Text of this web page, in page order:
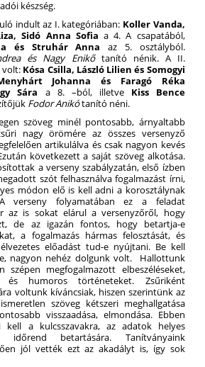
készség.
indult az I. kategóriában: Koller Vanda,
Sidó Anna Sofia a 4. A csapatából,
és Struhár Anna az 5. osztályból.
és Nagy Enikő tanító nénik. A II.
volt: Kósa Csilla, László Lilien és Somogyi
Johanna és Faragó Réka
Sára a 8. –ból, illetve Kiss Bence
Fodor Anikótanító néni.
szöveg minél pontosabb, árnyaltabb
nagy örömére az összes versenyző
artikulálva és csak nagyon kevés
következett a saját szöveg alkotása.
a verseny szabályzatán, első ízben
szót felhasználva fogalmazást írni,
módon elő is kell adni a korosztálynak
verseny folyamatában ez a feladat
az is sokat elárul a versenyzőről, hogy
de az igazán fontos, hogy betartja-e
a fogalmazás hármas felosztását, és
előadást tud-e nyújtani. Be kell
nagyon nehéz dolgunk volt. Hallottunk
szépen megfogalmazott elbeszéléseket,
és humoros történeteket. Zsűriként
voltunk kíváncsiak, hiszen szerintünk az
szöveg kétszeri meghallgatása
visszaadása, elmondása. Ebben
kell a kulcsszavakra, az adatok helyes
időrend betartására. Tanítványaink
jól vették ezt az akadályt is, így sok